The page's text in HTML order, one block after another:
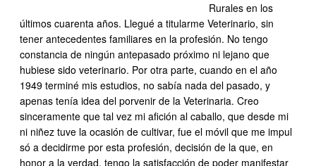
Rurales en los
últimos cuarenta años. Llegué a titularme Veterinario, sin
tener antecedentes familiares en la profesión. No tengo
constancia de ningún antepasado próximo ni lejano que
hubiese sido veterinario. Por otra parte, cuando en el año
1949 terminé mis estudios, no sabía nada del pasado, y
apenas tenía idea del porvenir de la Veterinaria. Creo
sinceramente que tal vez mi afición al caballo, que desde mi
ni niñez tuve la ocasión de cultivar, fue el móvil que me impul
só a decidirme por esta profesión, decisión de la que, en
honor a la verdad, tengo la satisfacción de poder manifestar